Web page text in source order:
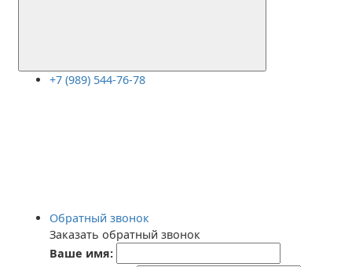
+7 (989) 544-76-78
Обратный звонок
Заказать обратный звонок
Ваше имя: